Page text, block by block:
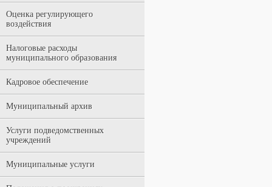
Оценка регулирующего
воздействия
Налоговые расходы
муниципального образования
Кадровое обеспечение
Муниципальный архив
Услуги подведомственных
учреждений
Муниципальные услуги